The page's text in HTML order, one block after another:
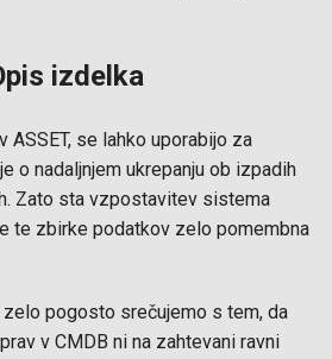
izdelka
ASSET, se lahko uporabijo za
o nadaljnjem ukrepanju ob izpadih
Zato sta vzpostavitev sistema
te zbirke podatkov zelo pomembna
pogosto srečujemo s tem, da
v CMDB ni na zahtevani ravni